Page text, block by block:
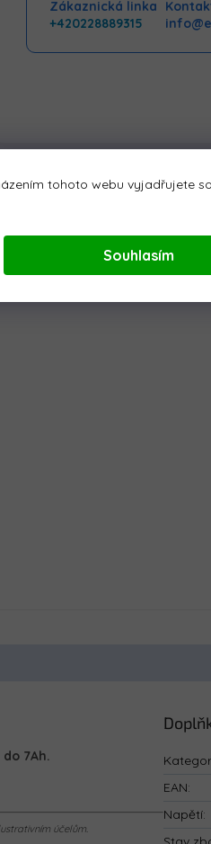
tohoto webu vyjadřujete
Souhlasím
Zákaznická linka
+420228889315
7Ah.
účelům.
EAN:
Napětí: